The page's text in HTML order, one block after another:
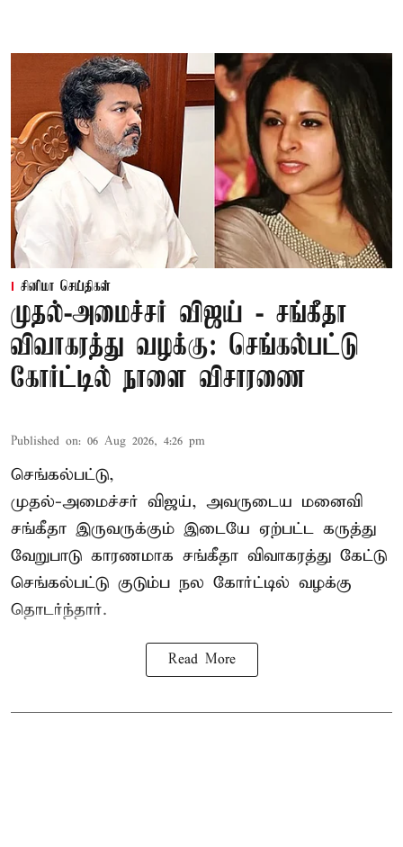
சினிமா செய்திகள்
முதல்-அமைச்சர் விஜய் - சங்கீதா
விவாகரத்து வழக்கு: செங்கல்பட்டு
கோர்ட்டில் நாளை விசாரணை
Published on: 06 Aug 2026, 4:26 pm
செங்கல்பட்டு,
முதல்-அமைச்சர் விஜய், அவருடைய மனைவி
சங்கீதா இருவருக்கும் இடையே ஏற்பட்ட கருத்து
வேறுபாடு காரணமாக சங்கீதா விவாகரத்து கேட்டு
செங்கல்பட்டு குடும்ப நல கோர்ட்டில் வழக்கு
தொடர்ந்தார்.
Read More